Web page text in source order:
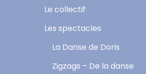
Le collectif
Les spectacles
La Danse de Doris
Zigzags – De la danse